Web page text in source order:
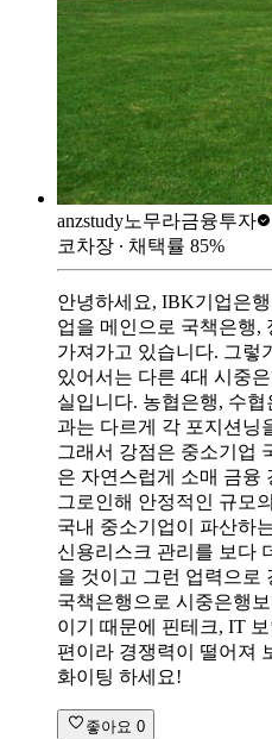
anzstudy노무라금융투자
코차장 ∙ 채택률 85%
안녕하세요, IBK기업은
업을 메인으로 국책은행,
가져가고 있습니다. 그렇
있어서는 다른 4대 시중
실입니다. 농협은행, 수
과는 다르게 각 포지션닝
그래서 강점은 중소기업
은 자연스럽게 소매 금융
그로인해 안정적인 규모
국내 중소기업이 파산하
신용리스크 관리를 보다
을 것이고 그런 업력으로
국책은행으로 시중은행
이기 때문에 핀테크, IT
편이라 경쟁력이 떨어져
화이팅 하세요!
좋아요 0